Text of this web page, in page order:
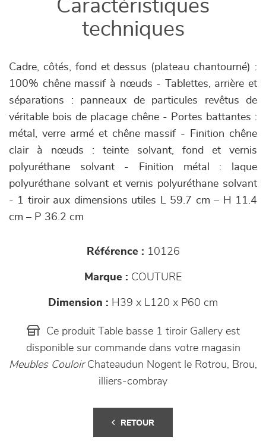
Caractéristiques
techniques
Cadre, côtés, fond et dessus (plateau chantourné) :
100% chêne massif à nœuds - Tablettes, arrière et
séparations : panneaux de particules revêtus de
véritable bois de placage chêne - Portes battantes :
métal, verre armé et chêne massif - Finition chêne
clair à nœuds : teinte solvant, fond et vernis
polyuréthane solvant - Finition métal : laque
polyuréthane solvant et vernis polyuréthane solvant
- 1 tiroir aux dimensions utiles L 59.7 cm – H 11.4
cm – P 36.2 cm
Référence : 10126
Marque : COUTURE
Dimension : H39 x L120 x P60 cm
Ce produit Table basse 1 tiroir Gallery est
disponible sur commande dans votre magasin
Meubles CouloirChateaudun Nogent le Rotrou, Brou,
illiers-combray
RETOUR